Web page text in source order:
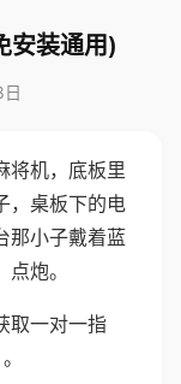
安装通用)
将机，底板里
，桌板下的电
那小子戴着蓝
炮。
取一对一指